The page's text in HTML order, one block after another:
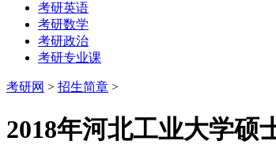
考研英语
考研数学
考研政治
考研专业课
考研网 > 招生简章 >
2018年河北工业大学硕